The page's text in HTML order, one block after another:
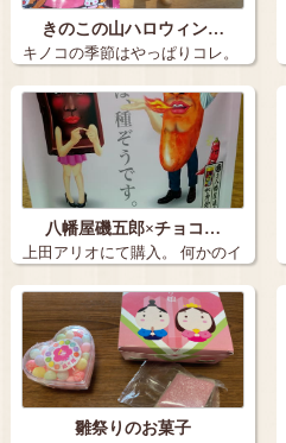
きのこの山ハロウィン…
キノコの季節はやっぱりコレ。
きのこの…
八幡屋磯五郎×チョコ…
上田アリオにて購入。 何かのイ
ベントら…
雛祭りのお菓子